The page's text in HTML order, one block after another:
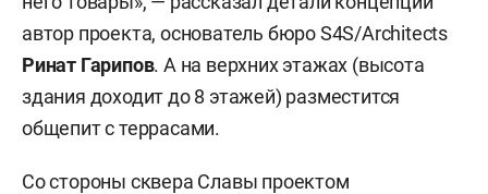
автор проекта, основатель бюро S4S/Architects
Ринат Гарипов. А на верхних этажах (высота
здания доходит до 8 этажей) разместится
общепит с террасами.
Со стороны сквера Славы проектом